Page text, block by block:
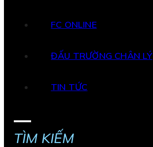
FC ONLINE
ĐẤU TRƯỜNG CHÂN LÝ
TIN TỨC
TÌM KIẾM